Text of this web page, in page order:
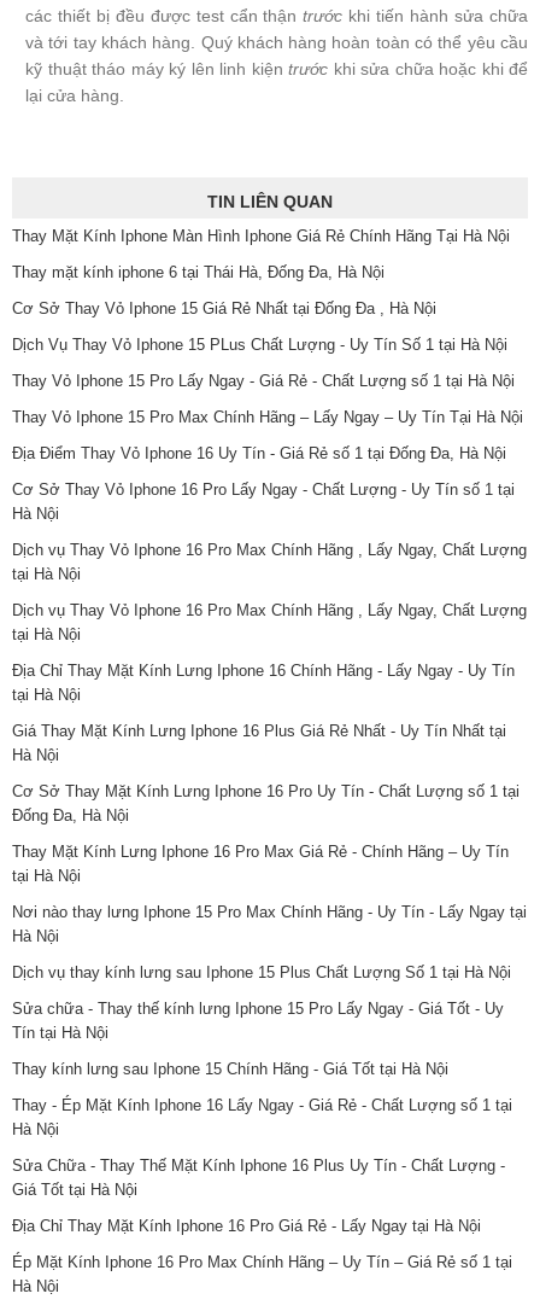
các thiết bị đều được test cẩn thậntrước khi tiến hành sửa chữa
và tới tay khách hàng. Quý khách hàng hoàn toàn có thể yêu cầu
kỹ thuật tháo máy ký lên linh kiện trước khi sửa chữa hoặc khi để
lại cửa hàng.
TIN LIÊN QUAN
Thay Mặt Kính Iphone Màn Hình Iphone Giá Rẻ Chính Hãng Tại Hà Nội
Thay mặt kính iphone 6 tại Thái Hà, Đống Đa, Hà Nội
Cơ Sở Thay Vỏ Iphone 15 Giá Rẻ Nhất tại Đống Đa , Hà Nội
Dịch Vụ Thay Vỏ Iphone 15 PLus Chất Lượng - Uy Tín Số 1 tại Hà Nội
Thay Vỏ Iphone 15 Pro Lấy Ngay - Giá Rẻ - Chất Lượng số 1 tại Hà Nội
Thay Vỏ Iphone 15 Pro Max Chính Hãng – Lấy Ngay – Uy Tín Tại Hà Nội
Địa Điểm Thay Vỏ Iphone 16 Uy Tín - Giá Rẻ số 1 tại Đống Đa, Hà Nội
Cơ Sở Thay Vỏ Iphone 16 Pro Lấy Ngay - Chất Lượng - Uy Tín số 1 tại
Hà Nội
Dịch vụ Thay Vỏ Iphone 16 Pro Max Chính Hãng , Lấy Ngay, Chất Lượng
tại Hà Nội
Dịch vụ Thay Vỏ Iphone 16 Pro Max Chính Hãng , Lấy Ngay, Chất Lượng
tại Hà Nội
Địa Chỉ Thay Mặt Kính Lưng Iphone 16 Chính Hãng - Lấy Ngay - Uy Tín
tại Hà Nội
Giá Thay Mặt Kính Lưng Iphone 16 Plus Giá Rẻ Nhất - Uy Tín Nhất tại
Hà Nội
Cơ Sở Thay Mặt Kính Lưng Iphone 16 Pro Uy Tín - Chất Lượng số 1 tại
Đống Đa, Hà Nội
Thay Mặt Kính Lưng Iphone 16 Pro Max Giá Rẻ - Chính Hãng – Uy Tín
tại Hà Nội
Nơi nào thay lưng Iphone 15 Pro Max Chính Hãng - Uy Tín - Lấy Ngay tại
Hà Nội
Dịch vụ thay kính lưng sau Iphone 15 Plus Chất Lượng Số 1 tại Hà Nội
Sửa chữa - Thay thế kính lưng Iphone 15 Pro Lấy Ngay - Giá Tốt - Uy
Tín tại Hà Nội
Thay kính lưng sau Iphone 15 Chính Hãng - Giá Tốt tại Hà Nội
Thay - Ép Mặt Kính Iphone 16 Lấy Ngay - Giá Rẻ - Chất Lượng số 1 tại
Hà Nội
Sửa Chữa - Thay Thế Mặt Kính Iphone 16 Plus Uy Tín - Chất Lượng -
Giá Tốt tại Hà Nội
Địa Chỉ Thay Mặt Kính Iphone 16 Pro Giá Rẻ - Lấy Ngay tại Hà Nội
Ép Mặt Kính Iphone 16 Pro Max Chính Hãng – Uy Tín – Giá Rẻ số 1 tại
Hà Nội